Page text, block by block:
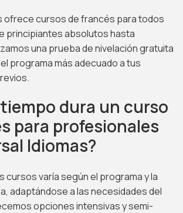
ofrece cursos de francés para todos
principiantes absolutos hasta
una prueba de nivelación gratuita
programa más adecuado a tus
dura un curso
para profesionales
Idiomas?
cursos varía según el programa y la
adaptándose a las necesidades del
opciones intensivas y semi-